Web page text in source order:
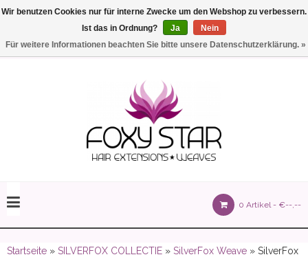
Einstellungen
0 Artikel - €--,--
150 gram)
Startseite » SILVERFOX COLLECTIE » SilverFox Weave » SilverFox
Wir benutzen Cookies nur für interne Zwecke um den Webshop zu verbessern.
Ist das in Ordnung?
Ja
Nein
Für weitere Informationen beachten Sie bitte unsere Datenschutzerklärung. »